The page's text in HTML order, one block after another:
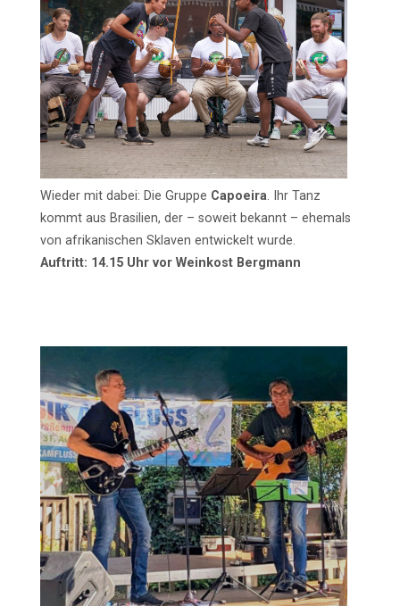
Wieder mit dabei: Die Gruppe Capoeira. Ihr Tanz
kommt aus Brasilien, der – soweit bekannt – ehemals
von afrikanischen Sklaven entwickelt wurde.
Auftritt: 14.15 Uhr vor Weinkost Bergmann